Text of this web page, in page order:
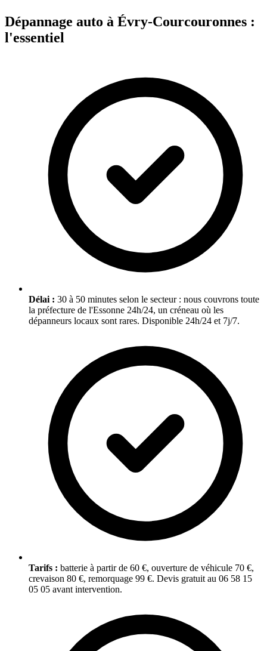
Dépannage auto à Évry-Courcouronnes :
l'essentiel
Délai : 30 à 50 minutes selon le secteur : nous couvrons toute
la préfecture de l'Essonne 24h/24, un créneau où les
dépanneurs locaux sont rares. Disponible 24h/24 et 7j/7.
Tarifs : batterie à partir de 60 €, ouverture de véhicule 70 €,
crevaison 80 €, remorquage 99 €. Devis gratuit au 06 58 15
05 05 avant intervention.